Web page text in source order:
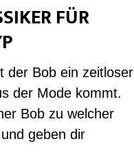
FÜR
der Bob ein zeitloser
der Mode kommt.
Bob zu welcher
geben dir